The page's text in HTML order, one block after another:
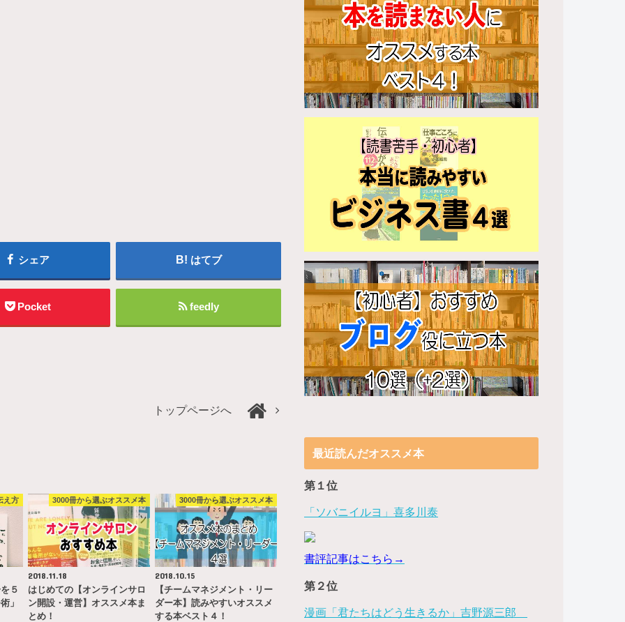
シェア はてブ
Pocket feedly
トップページへ
え方
５
」
3000冊から選ぶオススメ本
2018.11.18
はじめての【オンラインサロ
ン開設・運営】オススメ本ま
とめ！
3000冊から選ぶオススメ本
2018.10.15
【チームマネジメント・リー
ダー本】読みやすいオススメ
する本ベスト４！
最近読んだオススメ本
第１位
「ソバニイルヨ」喜多川泰
書評記事はこちら→
第２位
漫画「君たちはどう生きるか」吉野源三郎